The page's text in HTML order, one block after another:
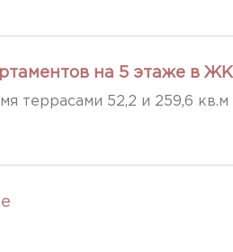
на 5 этаже в ЖК
террасами 52,2 и 259,6